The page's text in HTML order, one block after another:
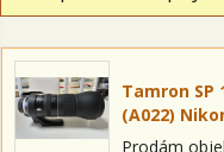
Tamron SP
(A022)
Prodám